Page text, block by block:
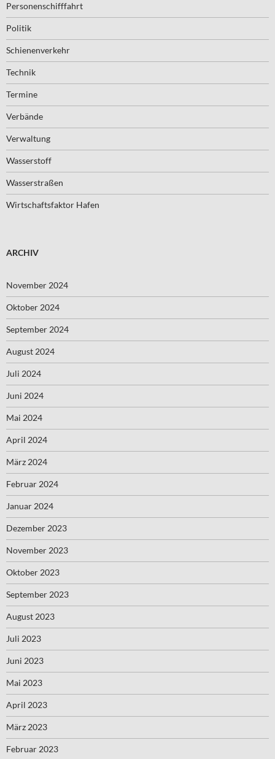
Personenschifffahrt
Politik
Schienenverkehr
Technik
Termine
Verbände
Verwaltung
Wasserstoff
Wasserstraßen
Wirtschaftsfaktor Hafen
ARCHIV
November 2024
Oktober 2024
September 2024
August 2024
Juli 2024
Juni 2024
Mai 2024
April 2024
März 2024
Februar 2024
Januar 2024
Dezember 2023
November 2023
Oktober 2023
September 2023
August 2023
Juli 2023
Juni 2023
Mai 2023
April 2023
März 2023
Februar 2023